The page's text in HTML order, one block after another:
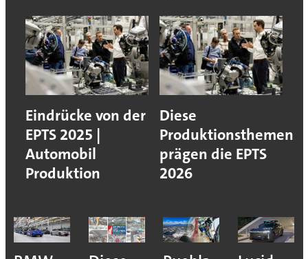
Eindrücke von der
EPTS 2025 |
Automobil
Produktion
Diese
Produktionsthemen
prägen die EPTS
2026